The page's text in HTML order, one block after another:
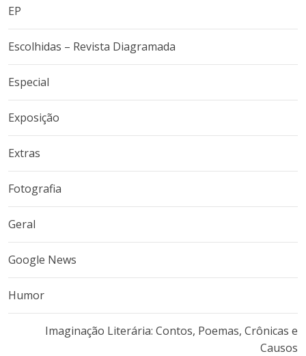
EP
Escolhidas – Revista Diagramada
Especial
Exposição
Extras
Fotografia
Geral
Google News
Humor
Imaginação Literária: Contos, Poemas, Crônicas e
Causos